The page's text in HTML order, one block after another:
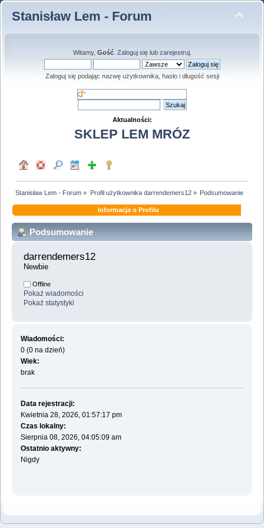
Stanisław Lem - Forum
Witamy, Gość. Zaloguj sięlub zarejestruj.
Zaloguj się podając nazwę użytkownika, hasło i długość sesji
Aktualności:
SKLEP LEM MRÓZ
Stanisław Lem - Forum » Profil użytkownika darrendemers12» Podsumowanie
Informacja o Profilu
Podsumowanie
darrendemers12
Newbie
Offline
Pokaż wiadomości
Pokaż statystyki
Wiadomości:
0 (0 na dzień)
Wiek:
brak
Data rejestracji:
Kwietnia 28, 2026, 01:57:17 pm
Czas lokalny:
Sierpnia 08, 2026, 04:05:09 am
Ostatnio aktywny:
Nigdy